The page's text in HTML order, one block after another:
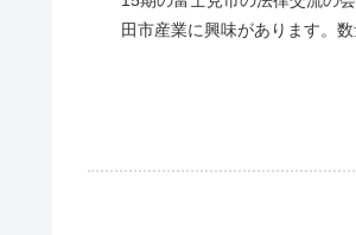
田市産業に興味があります。